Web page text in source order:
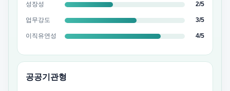
성장성 2/5
업무강도 3/5
이직유연성 4/5
공공기관형